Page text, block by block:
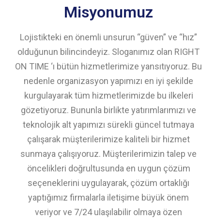
Misyonumuz
Lojistikteki en önemli unsurun “güven” ve “hız”
olduğunun bilincindeyiz. Sloganımız olan RIGHT
ON TIME ‘ı bütün hizmetlerimize yansıtıyoruz. Bu
nedenle organizasyon yapımızı en iyi şekilde
kurgulayarak tüm hizmetlerimizde bu ilkeleri
gözetiyoruz. Bununla birlikte yatırımlarımızı ve
teknolojik alt yapımızı sürekli güncel tutmaya
çalışarak müşterilerimize kaliteli bir hizmet
sunmaya çalışıyoruz. Müşterilerimizin talep ve
öncelikleri doğrultusunda en uygun çözüm
seçeneklerini uygulayarak, çözüm ortaklığı
yaptığımız firmalarla iletişime büyük önem
veriyor ve 7/24 ulaşılabilir olmaya özen